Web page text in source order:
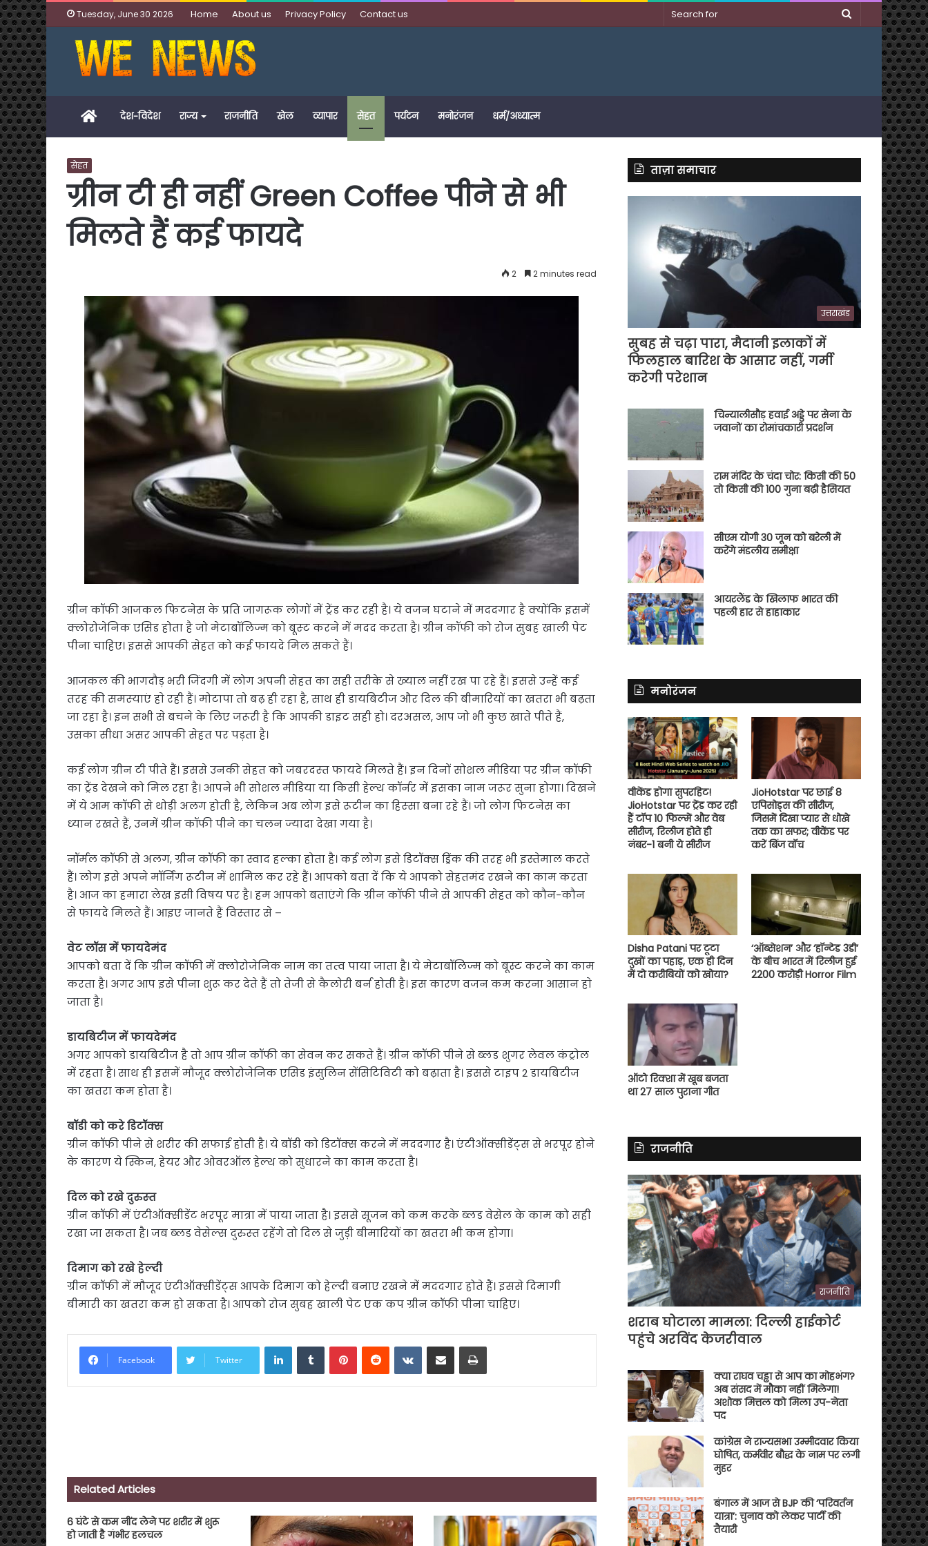
Tuesday, June 30 2026 Home About us Privacy Policy Contact us
Search
Homeदेश-विदेश राज्य राजनीति खेल व्यापार सेहत पर्यटन मनोरंजन धर्म/अध्यात्म
सेहत
ग्रीन टी ही नहीं Green Coffee पीने से भी
म‍िलते हैं कई फायदे
2 2 minutes read
ग्रीन कॉफी आजकल फिटनेस के प्रति जागरूक लोगों में ट्रेंड कर रही है। ये वजन घटाने में मददगार है क्योंकि इसमें
क्लोरोजेनिक एसिड होता है जो मेटाबॉलिज्म को बूस्‍ट करने में मदद करता है। ग्रीन कॉफी को रोज सुबह खाली पेट
पीना चाह‍िए। इससे आपकी सेहत को कई फायदे म‍िल सकते हैं।
आजकल की भागदौड़ भरी जिंदगी में लोग अपनी सेहत का सही तरीके से ख्‍याल नहीं रख पा रहे हैं। इससे उन्‍हें कई
तरह की समस्‍याएं हाे रही हैं। मोटापा तो बढ़ ही रहा है, साथ ही डायब‍िटीज और द‍िल की बीमार‍ियों का खतरा भी बढ़ता
जा रहा है। इन सभी से बचने के ल‍िए जरूरी है क‍ि आपकी डाइट सही हो। दरअसल, आप जो भी कुछ खाते पीते हैं,
उसका सीधा असर आपकी सेहत पर पड़ता है।
कई लोग ग्रीन टी पीते हैं। इससे उनकी सेहत काे जबरदस्‍त फायदे म‍िलते हैं। इन द‍िनों सोशल मीड‍िया पर ग्रीन कॉफी
का ट्रेंड देखने को म‍िल रहा है। आपने भी सोशल मीडिया या किसी हेल्थ कॉर्नर में इसका नाम जरूर सुना होगा। दिखने
में ये आम कॉफी से थोड़ी अलग होती है, लेकिन अब लोग इसे रूटीन का ह‍िस्‍सा बना रहे हैं। जो लोग फ‍िटनेस का
ध्‍यान रखते हैं, उनमें ग्रीन कॉफी पीने का चलन ज्‍यादा देखा गया है।
नॉर्मल कॉफी से अलग, ग्रीन कॉफी का स्वाद हल्का होता है। कई लोग इसे डिटॉक्स ड्रिंक की तरह भी इस्तेमाल करते
हैं। लोग इसे अपने मॉर्निंग रूटीन में शामिल कर रहे हैं। आपको बता दें क‍ि ये आपको सेहतमंद रखने का काम करता
है। आज का हमारा लेख इसी व‍िषय पर है। हम आपको बताएंगे क‍ि ग्रीन कॉफी पीने से आपकी सेहत को कौन-कौन
से फायदे म‍िलते हैं। आइए जानते हैं व‍िस्‍तार से –
वेट लॉस में फायदेमंद
आपको बता दें क‍ि ग्रीन कॉफी में क्लोरोजेनिक नाम का तत्‍व पाया जाता है। ये मेटाबॉलिज्म को बूस्ट करने का काम
करता है। अगर आप इसे पीना शुरू कर देते हैं तो तेजी से कैलोरी बर्न होती है। इस कारण वजन कम करना आसान हाे
जाता है।
डायबिटीज में फायदेमंद
अगर आपको डायब‍िटीज है तो आप ग्रीन कॉफी का सेवन कर सकते हैं। ग्रीन कॉफी पीने से ब्लड शुगर लेवल कंट्रोल
में रहता है। साथ ही इसमें मौजूद क्लोरोजेनिक एसिड इंसुलिन सेंसिटिविटी को बढ़ाता है। इससे टाइप 2 डायबिटीज
का खतरा कम होता है।
बॉडी को करे ड‍िटॉक्‍स
ग्रीन कॉफी पीने से शरीर की सफाई होती है। ये बॉडी को डिटॉक्स करने में मददगार है। एंटीऑक्सीडेंट्स से भरपूर होने
के कारण ये स्किन, हेयर और ओवरऑल हेल्थ को सुधारने का काम करता है।
द‍िल को रखे दुरुस्‍त
ग्रीन कॉफी में एंटीऑक्सीडेंट भरपूर मात्रा में पाया जाता है। इससे सूजन को कम करके ब्लड वेसेल के काम को सही
रखा जा सकता है। जब ब्‍लड वेसेल्‍स दुरुस्‍त रहेंगे तो दिल से जुड़ी बीमारि‍यों का खतरा भी कम होगा।
द‍िमाग को रखे हेल्‍दी
ग्रीन कॉफी में मौजूद एंटीऑक्सीडेंट्स आपके द‍िमाग को हेल्‍दी बनाए रखने में मददगार होते हैं। इससे द‍िमागी
बीमारी का खतरा कम हो सकता है। आपको रोज सुबह खाली पेट एक कप ग्रीन कॉफी पीना चाह‍िए।
Facebook Twitter
LinkedInTumblrPinterestReddit VKontakte
Share via Email Print
Related Articles
6 घंटे से कम नींद लेने पर शरीर में शुरू
हो जाती है गंभीर हलचल
ताज़ा समाचार
उत्तराखंड
सुबह से चढ़ा पारा, मैदानी इलाकों में
फिलहाल बारिश के आसार नहीं, गर्मी
करेगी परेशान
चिन्यालीसौड़ हवाई अड्डे पर सेना के
जवानों का रोमांचकारी प्रदर्शन
राम मंदिर के चंदा चोर: किसी की 50
तो किसी की 100 गुना बढ़ी हैसियत
सीएम योगी 30 जून को बरेली में
करेंगे मंडलीय समीक्षा
आयरलैंड के खिलाफ भारत की
पहली हार से हाहाकार
मनोरंजन
वीकेंड होगा सुपरहिट!
JioHotstar पर ट्रेंड कर रही
हैं टॉप 10 फिल्में और वेब
सीरीज, रिलीज होते ही
नंबर-1 बनी ये सीरीज
JioHotstar पर छाई 8
एपिसोड्स की सीरीज,
जिसमें दिखा प्यार से धोखे
तक का सफर; वीकेंड पर
करें बिंज वॉच
Disha Patani पर टूटा
दुखों का पहाड़, एक ही दिन
में दो करीबियों को खोया?
‘ऑब्सेशन’ और ‘हॉन्टेड 3डी’
के बीच भारत में रिलीज हुई
2200 करोड़ी Horror Film
ऑटो रिक्शा में खूब बजता
था 27 साल पुराना गीत
राजनीति
राजनीति
शराब घोटाला मामला: दिल्ली हाईकोर्ट
पहुंचे अरविंद केजरीवाल
क्या राघव चड्ढा से आप का मोहभंग?
अब संसद में मौका नहीं मिलेगा!
अशोक मित्तल को मिला उप-नेता
पद
कांग्रेस ने राज्यसभा उम्मीदवार किया
घोषित, कर्मवीर बौद्ध के नाम पर लगी
मुहर
बंगाल में आज से BJP की ‘परिवर्तन
यात्रा’: चुनाव को लेकर पार्टी की
तैयारी